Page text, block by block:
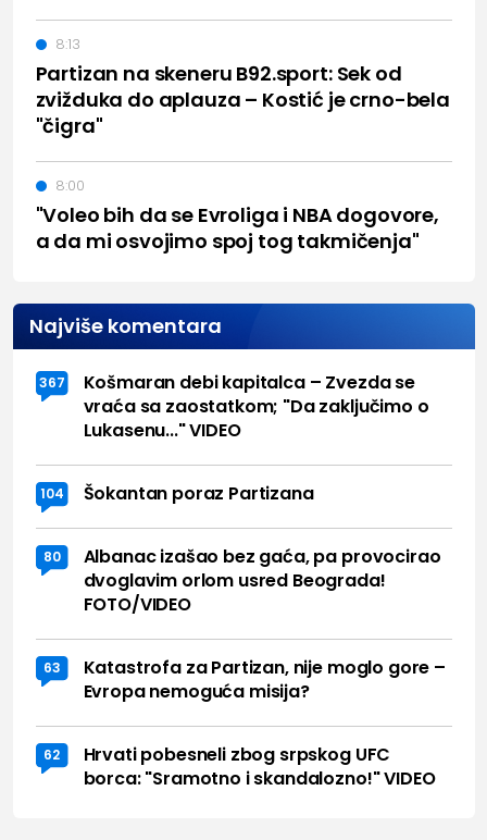
Partizan na skeneru B92.sport: Sek od
zvižduka do aplauza – Kostić je crno-bela
"čigra"
8:13
"Voleo bih da se Evroliga i NBA dogovore,
a da mi osvojimo spoj tog takmičenja"
8:00
Najviše komentara
367
Košmaran debi kapitalca – Zvezda se
vraća sa zaostatkom; "Da zaključimo o
Lukasenu..." VIDEO
104 Šokantan poraz Partizana
80
Albanac izašao bez gaća, pa provocirao
dvoglavim orlom usred Beograda!
FOTO/VIDEO
63
Katastrofa za Partizan, nije moglo gore –
Evropa nemoguća misija?
62
Hrvati pobesneli zbog srpskog UFC
borca: "Sramotno i skandalozno!" VIDEO